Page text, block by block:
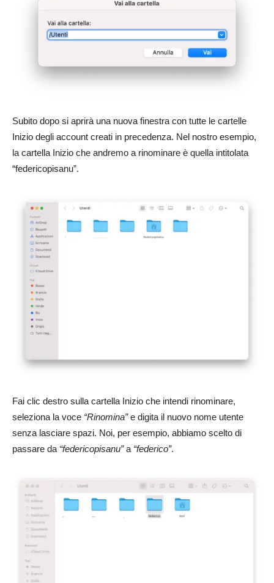
Subito dopo si aprirà una nuova finestra con tutte le cartelle
Inizio degli account creati in precedenza. Nel nostro esempio,
la cartella Inizio che andremo a rinominare è quella intitolata
“federicopisanu”.
Fai clic destro sulla cartella Inizio che intendi rinominare,
seleziona la voce “Rinomina”e digita il nuovo nome utente
senza lasciare spazi. Noi, per esempio, abbiamo scelto di
passare da “federicopisanu”a “federico”.